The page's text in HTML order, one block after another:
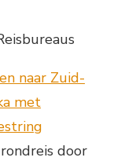
naar Zuid-
met
door